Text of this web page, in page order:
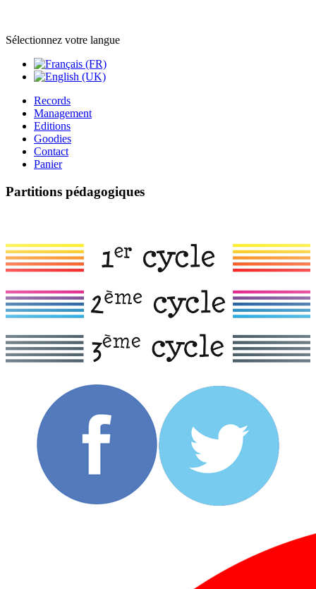
Sélectionnez votre langue
Records
Management
Editions
Goodies
Contact
Panier
Partitions pédagogiques